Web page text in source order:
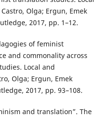
Olga; Ergun, Emek
2017, pp. 1–12.
of feminist
and commonality across
Local and
Olga; Ergun, Emek
2017, pp. 93–108.
and translation”. The